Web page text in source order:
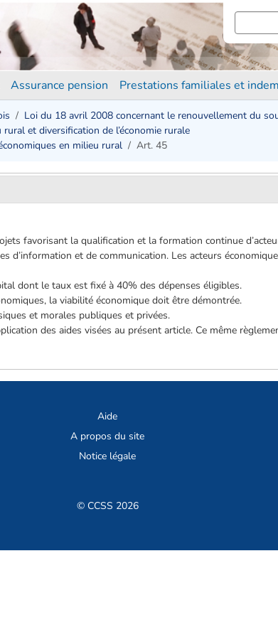
Assurance pension Prestations familiales et
Loi du 18 avril 2008 concernant le renouvellement du
et diversification de l’économie rurale
en milieu rural
Art. 45
favorisant la qualification et la formation continue
d’information et de communication. Les acteurs
dont le taux est fixé à 40% des dépenses éligibles.
la viabilité économique doit être démontrée.
et morales publiques et privées.
des aides visées au présent article. Ce même
Aide
A propos du site
Notice légale
© CCSS 2026